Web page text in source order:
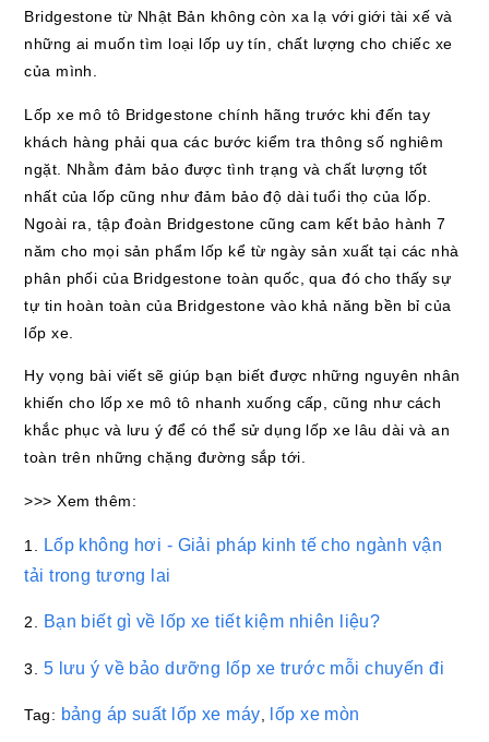
Bridgestone từ Nhật Bản không còn xa lạ với giới tài xế và
những ai muốn tìm loại lốp uy tín, chất lượng cho chiếc xe
của mình.
Lốp xe mô tô Bridgestone chính hãng trước khi đến tay
khách hàng phải qua các bước kiểm tra thông số nghiêm
ngặt. Nhằm đảm bảo được tình trạng và chất lượng tốt
nhất của lốp cũng như đảm bảo độ dài tuổi thọ của lốp.
Ngoài ra, tập đoàn Bridgestone cũng cam kết bảo hành 7
năm cho mọi sản phẩm lốp kể từ ngày sản xuất tại các nhà
phân phối của Bridgestone toàn quốc, qua đó cho thấy sự
tự tin hoàn toàn của Bridgestone vào khả năng bền bỉ của
lốp xe.
Hy vọng bài viết sẽ giúp bạn biết được những nguyên nhân
khiến cho lốp xe mô tô nhanh xuống cấp, cũng như cách
khắc phục và lưu ý để có thể sử dụng lốp xe lâu dài và an
toàn trên những chặng đường sắp tới.
>>> Xem thêm:
1.
Lốp không hơi - Giải pháp kinh tế cho ngành vận
tải trong tương lai
2. Bạn biết gì về lốp xe tiết kiệm nhiên liệu?
3. 5 lưu ý về bảo dưỡng lốp xe trước mỗi chuyến đi
Tag: bảng áp suất lốp xe máy lốp xe mòn